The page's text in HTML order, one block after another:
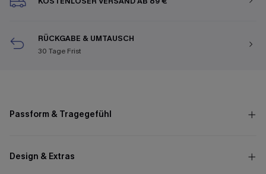
RÜCKGABE & UMTAUSCH
30 Tage Frist
Passform & Tragegefühl
Design & Extras